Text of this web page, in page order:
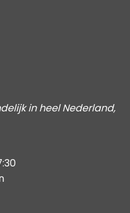
in heel Nederland,